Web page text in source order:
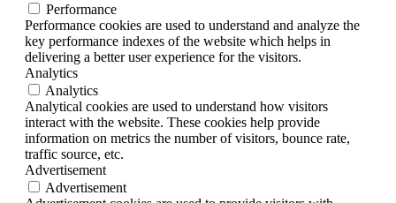
Performance
Performance cookies are used to understand and analyze the
key performance indexes of the website which helps in
delivering a better user experience for the visitors.
Analytics
Analytics
Analytical cookies are used to understand how visitors
interact with the website. These cookies help provide
information on metrics the number of visitors, bounce rate,
traffic source, etc.
Advertisement
Advertisement